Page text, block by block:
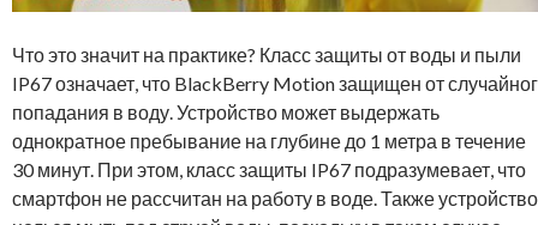
Что это значит на практике? Класс защиты от воды и пыли
IP67 означает, что BlackBerry Motion защищен от
попадания в воду. Устройство может выдержать
однократное пребывание на глубине до 1 метра в течение
30 минут. При этом, класс защиты IP67 подразумевает, что
смартфон не рассчитан на работу в воде. Также устройство